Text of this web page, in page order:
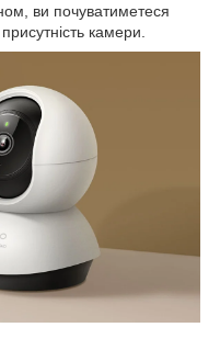
ви почуватиметеся
камери.